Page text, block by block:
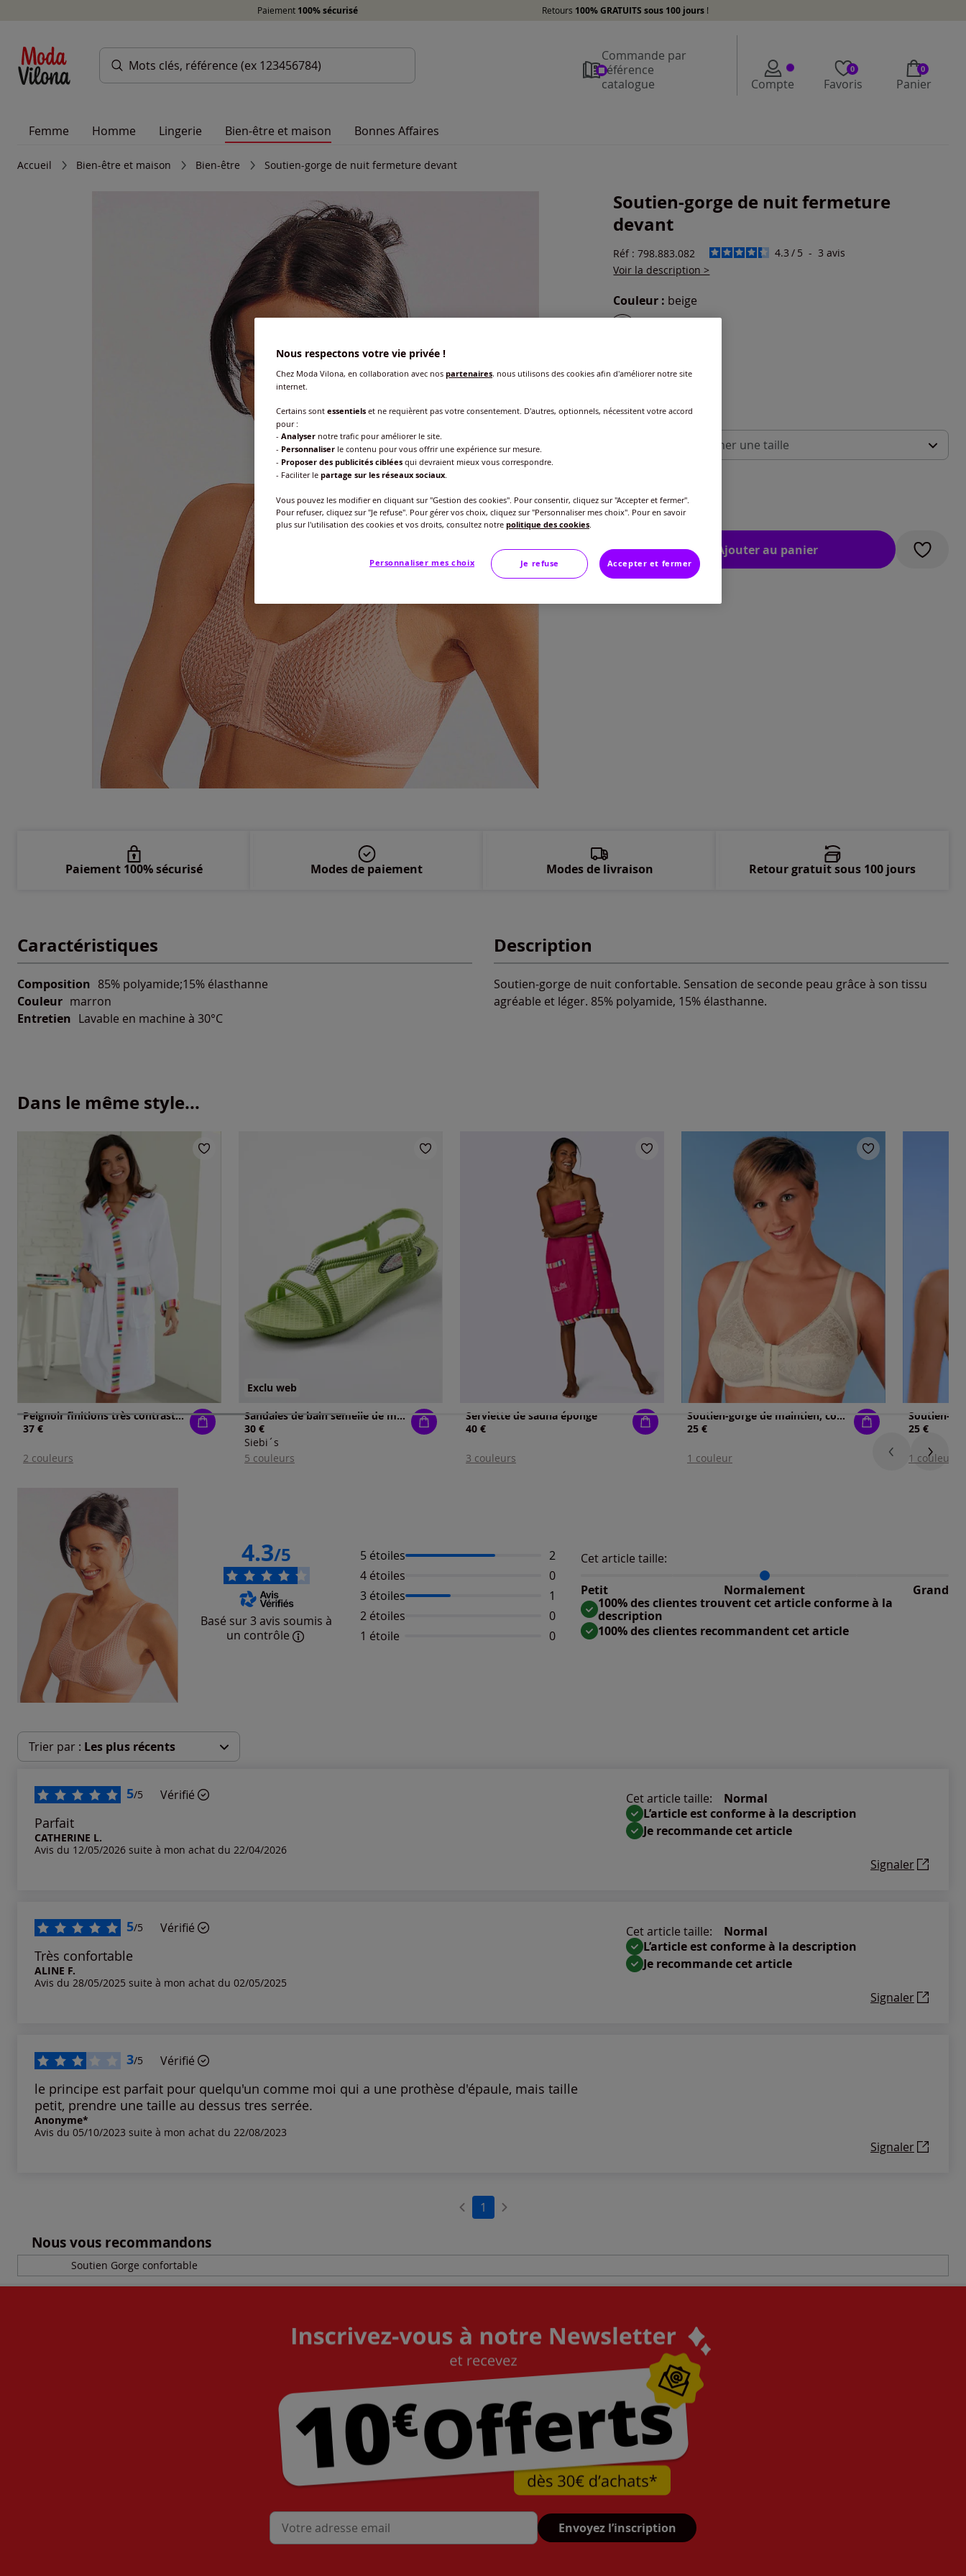
Paiement 100% sécurisé Retours 100% GRATUITS sous 100 jours !
Commande par
référence
catalogue
Compte
0
Favoris
0
Panier
Femme Homme Lingerie Bien-être et maison Bonnes Affaires
Accueil Bien-être et maison Bien-être Soutien-gorge de nuit fermeture devant
Soutien-gorge de nuit fermeture
devant
Réf : 798.883.082 4.3 / 5 - 3avis
Voir la description >
Couleur : beige
Choisir une couleur :
Veuillez sélectionner une taille
95 -En stock
100 -En stock
20€
Ajouter au panier
Caractéristiques
Composition 85% polyamide;15% élasthanne
Couleur marron
Entretien Lavable en machine à 30°C
Description
Soutien-gorge de nuit confortable. Sensation de seconde peau grâce à son tissu
agréable et léger. 85% polyamide, 15% élasthanne.
Paiement 100% sécurisé Modes de paiement Modes de livraison Retour gratuit sous 100 jours
Dans le même style...
Peignoir finitions très contrastées
37 €
2 couleurs
Exclu web
Sandales de bain semelle de marche flexible
30 €
Siebi´s
5 couleurs
Serviette de sauna éponge
40 €
3 couleurs
Soutien-gorge de maintien, confort et mode
25 €
1 couleur
25 €
1 couleur
4.3/5
Basé sur 3 avis soumis à
un contrôle
5 étoiles Nombre d'avis :
2
4 étoiles
Aucun avis disponible
0
3 étoiles
Nombre d'avis :
1
2 étoiles
Aucun avis disponible
0
1 étoile
Aucun avis disponible
0
Cet article taille:
Petit
Normalement Grand
Répartition du taillant selon les avis clients
Taille grand : 0%
100% des clientes trouvent cet article conforme à la
description
100% des clientes recommandent cet article
Trier par : Les plus récents
Les plus anciens
5/5 Vérifié
Parfait
CATHERINE L.
Avis du 12/05/2026 suite à mon achat du 22/04/2026
Cet article taille:
Normal
L’article est conforme à la description
Je recommande cet article
Signaler
5/5 Vérifié
Très confortable
ALINE F.
Avis du 28/05/2025 suite à mon achat du 02/05/2025
Cet article taille:
Normal
L’article est conforme à la description
Je recommande cet article
Signaler
3/5 Vérifié
le principe est parfait pour quelqu'un comme moi qui a une prothèse d'épaule, mais taille
petit, prendre une taille au dessus tres serrée.
Anonyme*
Avis du 05/10/2023 suite à mon achat du 22/08/2023
Signaler
1
Nous vous recommandons
Soutien Gorge confortable
Mon adresse mail Envoyez l’inscription
Nous respectons votre vie privée !
Chez Moda Vilona, en collaboration avec nos partenaires, nous utilisons des cookies afin d'améliorer notre site
internet.
Certains sont essentiels et ne requièrent pas votre consentement. D'autres, optionnels, nécessitent votre accord
pour :
- Analyser notre trafic pour améliorer le site.
- Personnaliser le contenu pour vous offrir une expérience sur mesure.
- Proposer des publicités ciblées qui devraient mieux vous correspondre.
- Faciliter le partage sur les réseaux sociaux.
Vous pouvez les modifier en cliquant sur "Gestion des cookies". Pour consentir, cliquez sur "Accepter et fermer".
Pour refuser, cliquez sur "Je refuse". Pour gérer vos choix, cliquez sur "Personnaliser mes choix". Pour en savoir
plus sur l'utilisation des cookies et vos droits, consultez notre politique des cookies.
Personnaliser mes choix Je refuse Accepter et fermer